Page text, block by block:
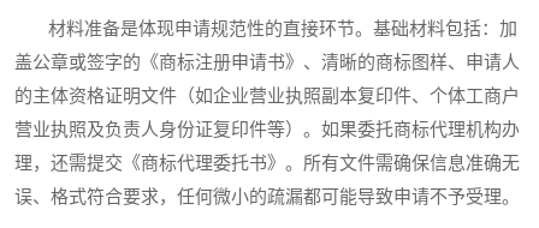
材料准备是体现申请规范性的直接环节。基础材料包括：加
盖公章或签字的《商标注册申请书》、清晰的商标图样、申请人
的主体资格证明文件（如企业营业执照副本复印件、个体工商户
营业执照及负责人身份证复印件等）。如果委托商标代理机构办
理，还需提交《商标代理委托书》。所有文件需确保信息准确无
误、格式符合要求，任何微小的疏漏都可能导致申请不予受理。